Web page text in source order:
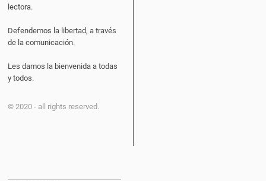
lectora.
Defendemos la libertad, a través
de la comunicación.
Les damos la bienvenida a todas
y todos.
© 2020 - all rights reserved.